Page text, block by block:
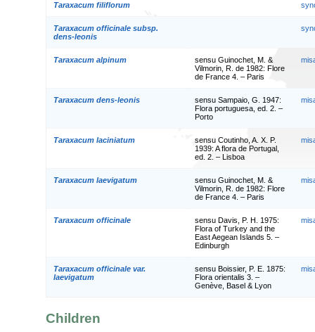
Taraxacum filiflorum
Taraxacum officinale subsp.
dens-leonis
Taraxacum alpinum
sensu Guinochet, M. &
Vilmorin, R. de 1982: Flore
de France 4. – Paris
Taraxacum dens-leonis
sensu Sampaio, G. 1947:
Flora portuguesa, ed. 2. –
Porto
Taraxacum laciniatum
sensu Coutinho, A. X. P.
1939: A flora de Portugal,
ed. 2. – Lisboa
Taraxacum laevigatum
sensu Guinochet, M. &
Vilmorin, R. de 1982: Flore
de France 4. – Paris
Taraxacum officinale
sensu Davis, P. H. 1975:
Flora of Turkey and the
East Aegean Islands 5. –
Edinburgh
Taraxacum officinale var.
laevigatum
sensu Boissier, P. E. 1875:
Flora orientalis 3. –
Genève, Basel & Lyon
Children